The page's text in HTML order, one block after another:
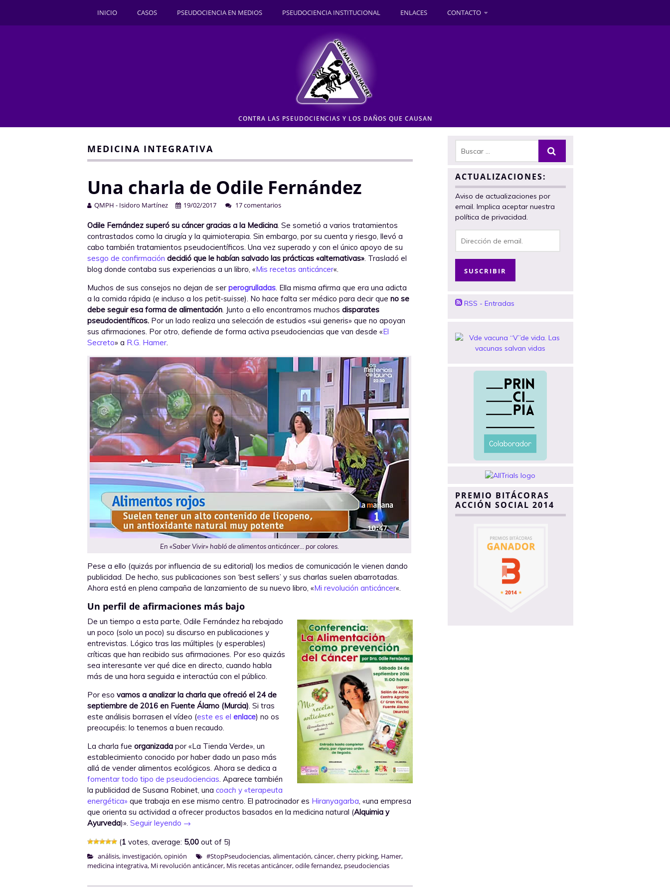
INICIO CASOS PSEUDOCIENCIA EN MEDIOS PSEUDOCIENCIA INSTITUCIONAL ENLACES CONTACTO
CONTRA LAS PSEUDOCIENCIAS Y LOS DAÑOS QUE CAUSAN
MEDICINA INTEGRATIVA
Una charla de Odile Fernández
QMPH - Isidoro Martínez 19/02/2017 17 comentarios
Odile Fernández superó su cáncer gracias a la Medicina. Se sometió a varios tratamientos
contrastados como la cirugía y la quimioterapia. Sin embargo, por su cuenta y riesgo, llevó a
cabo también tratamientos pseudocientíficos. Una vez superado y con el único apoyo de su
sesgo de confirmación decidió que le habían salvado las prácticas «alternativas». Trasladó el
blog donde contaba sus experiencias a un libro, «Mis recetas anticáncer«.
Muchos de sus consejos no dejan de ser perogrulladas. Ella misma afirma que era una adicta
a la comida rápida (e incluso a los petit-suisse). No hace falta ser médico para decir que no se
debe seguir esa forma de alimentación. Junto a ello encontramos muchos disparates
pseudocientíficos. Por un lado realiza una selección de estudios «sui generis» que no apoyan
sus afirmaciones. Por otro, defiende de forma activa pseudociencias que van desde «El
Secreto» a R.G. Hamer.
En «Saber Vivir» habló de alimentos anticáncer… por colores.
Pese a ello (quizás por influencia de su editorial) los medios de comunicación le vienen dando
publicidad. De hecho, sus publicaciones son ‘best sellers’ y sus charlas suelen abarrotadas.
Ahora está en plena campaña de lanzamiento de su nuevo libro, «Mi revolución anticáncer«.
Un perfil de afirmaciones más bajo
De un tiempo a esta parte, Odile Fernández ha rebajado
un poco (solo un poco) su discurso en publicaciones y
entrevistas. Lógico tras las múltiples (y esperables)
críticas que han recibido sus afirmaciones. Por eso quizás
sea interesante ver qué dice en directo, cuando habla
más de una hora seguida e interactúa con el público.
Por eso vamos a analizar la charla que ofreció el 24 de
septiembre de 2016 en Fuente Álamo (Murcia) . Si tras
este análisis borrasen el vídeo (este es el enlace) no os
preocupéis: lo tenemos a buen recaudo.
La charla fue organizada por «La Tienda Verde», un
establecimiento conocido por haber dado un paso más
allá de vender alimentos ecológicos. Ahora se dedica a
fomentar todo tipo de pseudociencias . Aparece también
la publicidad de Susana Robinet, una coach y «terapeuta
energética» que trabaja en ese mismo centro. El patrocinador es Hiranyagarba , «una empresa
que orienta su actividad a ofrecer productos basados en la medicina natural (Alquimia y
Ayurveda)». Seguir leyendo →
(1 votes, average: 5,00 out of 5)
análisis, investigación,opinión #StopPseudociencias,alimentación,cáncer,cherry picking, Hamer,
medicina integrativa, Mi revolución anticáncer, Mis recetas anticáncer,odile fernandez, pseudociencias
ACTUALIZACIONES:
Aviso de actualizaciones por
email. Implica aceptar nuestra
política de privacidad.
de
SUSCRIBIR
RSS - Entradas
PREMIO BITÁCORAS
ACCIÓN SOCIAL 2014